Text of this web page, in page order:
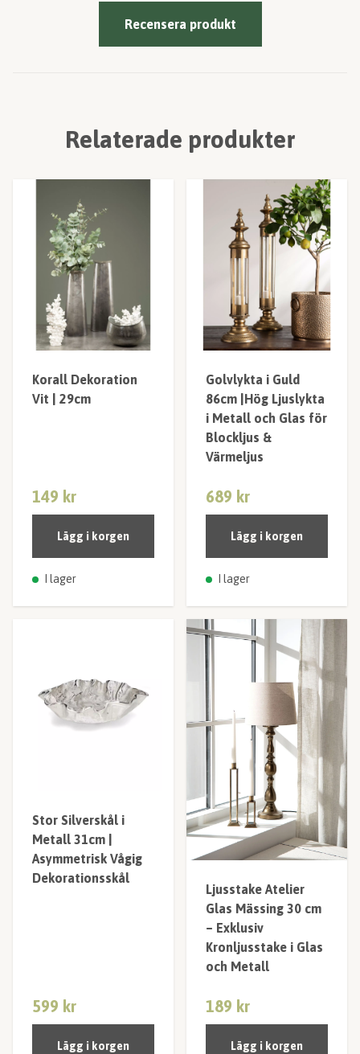
Recensera produkt
Relaterade produkter
Korall Dekoration
Vit | 29cm
149 kr
Lägg i korgen
I lager
Golvlykta i Guld
86cm |Hög Ljuslykta
i Metall och Glas för
Blockljus &
Värmeljus
689 kr
Lägg i korgen
I lager
Stor Silverskål i
Metall 31cm |
Asymmetrisk Vågig
Dekorationsskål
599 kr
Lägg i korgen
Ljusstake Atelier
Glas Mässing 30 cm
– Exklusiv
Kronljusstake i Glas
och Metall
189 kr
Lägg i korgen